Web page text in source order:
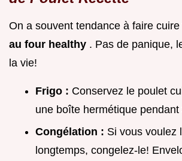
On a souvent tendance à faire
au four healthy . Pas de panique,
la vie!
Frigo : Conservez le poulet
une boîte hermétique
Congélation : Si vous voulez
longtemps, congelez-le!